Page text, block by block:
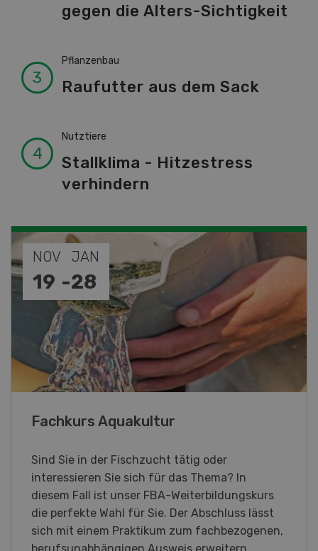
gegen die Alters-Sichtigkeit
Pflanzenbau
Raufutter aus dem Sack
Nutztiere
Stallklima - Hitzestress
verhindern
SEP
26 -27
Blick hinter die Kulissen
Am Samstag, 26. und Sonntag, 27. September
2026 öffnet Rapid am Produktionsstandort
Killwangen zum Jubiläum seine Türen.